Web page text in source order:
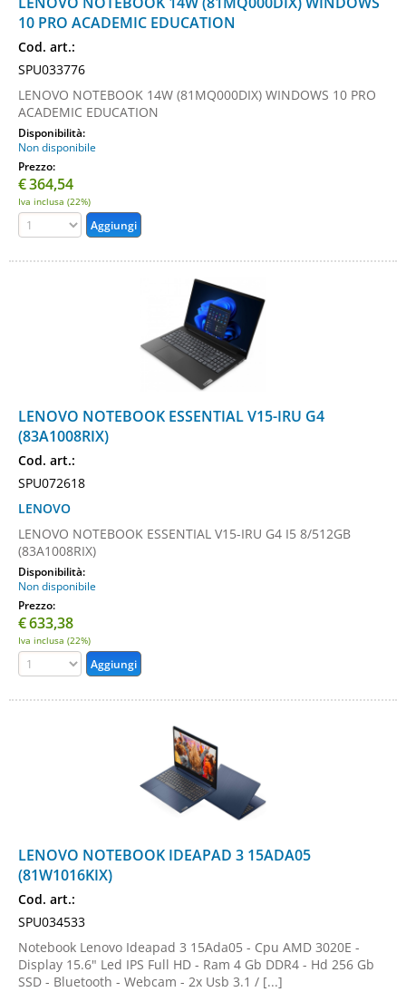
10 PRO ACADEMIC EDUCATION
Cod. art.:
SPU033776
LENOVO NOTEBOOK 14W (81MQ000DIX) WINDOWS 10 PRO
ACADEMIC EDUCATION
Disponibilità:
Non disponibile
Prezzo:
€364,54
Iva inclusa (22%)
LENOVO NOTEBOOK ESSENTIAL V15-IRU G4
(83A1008RIX)
Cod. art.:
SPU072618
LENOVO
LENOVO NOTEBOOK ESSENTIAL V15-IRU G4 I5 8/512GB
(83A1008RIX)
Disponibilità:
Non disponibile
Prezzo:
€633,38
Iva inclusa (22%)
LENOVO NOTEBOOK IDEAPAD 3 15ADA05
(81W1016KIX)
Cod. art.:
SPU034533
Notebook Lenovo Ideapad 3 15Ada05 - Cpu AMD 3020E -
Display 15.6" Led IPS Full HD - Ram 4 Gb DDR4 - Hd 256 Gb
SSD - Bluetooth - Webcam - 2x Usb 3.1 / [...]